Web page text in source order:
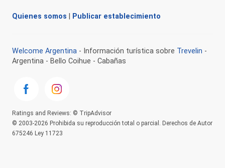
Quienes somos Publicar establecimiento
Welcome Argentina - Información turística sobre Trevelin -
Argentina - Bello Coihue - Cabañas
Ratings and Reviews: © TripAdvisor
© 2003-2026 Prohibida su reproducción total o parcial. Derechos de Autor
675246 Ley 11723